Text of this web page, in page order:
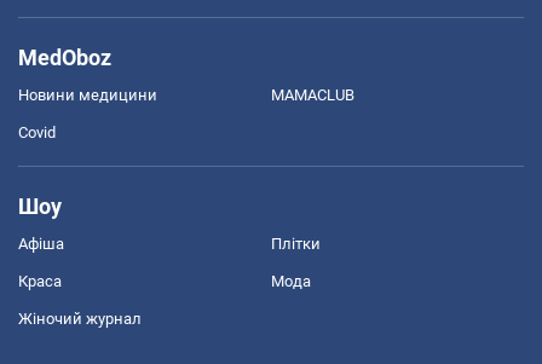
MedOboz
Новини медицини MAMACLUB
Covid
Шоу
Афіша Плітки
Краса Мода
Жіночий журнал